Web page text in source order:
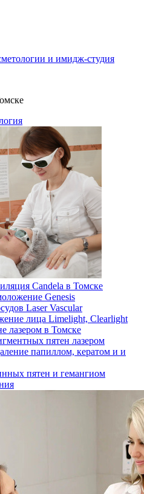
и имидж-студия
Candela в Томске
Genesis
Laser Vascular
лица Limelight, Clearlight
лазером в Томске
пятен лазером
папиллом, кератом и и
пятен и гемангиом